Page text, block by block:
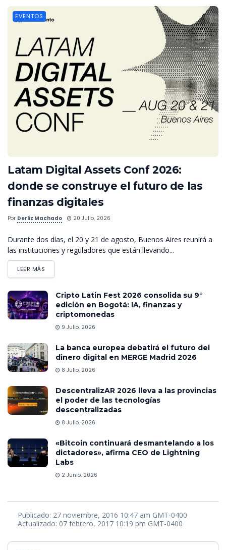
EVENTOS
Latam Digital Assets Conf 2026:
donde se construye el futuro de las
finanzas digitales
Por Derliz Machado 20 Julio, 2026
Durante dos días, el 20 y 21 de agosto, Buenos Aires reunirá a
las instituciones y reguladores que están llevando...
LEER MÁS
Cripto Latin Fest 2026 consolida su 9°
edición en Bogotá: IA, finanzas y
criptomonedas
9 Julio, 2026
La banca europea debatirá el futuro del
dinero digital en MERGE Madrid 2026
8 Julio, 2026
DescentralizAR 2026 lleva a las provincias
el poder de las tecnologías
descentralizadas
8 Julio, 2026
«Bitcoin continuará desmantelando a los
dictadores», afirma CEO de Lightning
Labs
2 Junio, 2026
Publicado: 27 noviembre, 2016 10:47 am GMT-0400
Actualizado: 07 febrero, 2017 10:19 pm GMT-0400